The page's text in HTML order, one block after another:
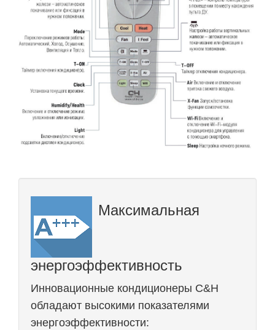
Максимальная
энергоэффективность
Инновационные кондиционеры C&H
обладают высокими показателями
энергоэффективности: